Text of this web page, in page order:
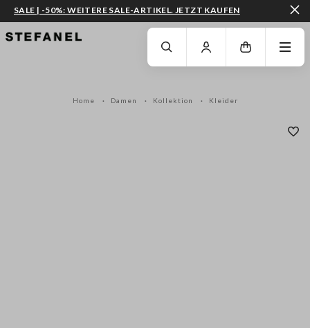
ZUM HAUPTINHALT SPRINGEN GEHEN SIE ZUM ENDE DER SEITE
SALE | -50%: WEITERE SALE-ARTIKEL. JETZT KAUFEN
Home Damen Kollektion Kleider